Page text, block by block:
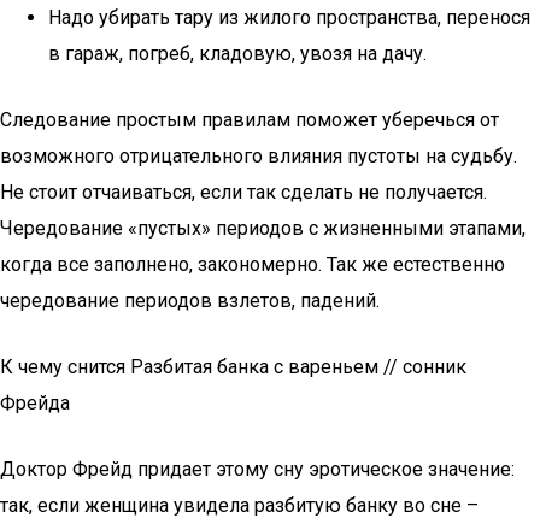
Надо убирать тару из жилого пространства, перенося
в гараж, погреб, кладовую, увозя на дачу.
Следование простым правилам поможет уберечься от
возможного отрицательного влияния пустоты на судьбу.
Не стоит отчаиваться, если так сделать не получается.
Чередование «пустых» периодов с жизненными этапами,
когда все заполнено, закономерно. Так же естественно
чередование периодов взлетов, падений.
К чему снится Разбитая банка с вареньем // сонник
Фрейда
Доктор Фрейд придает этому сну эротическое значение:
так, если женщина увидела разбитую банку во сне –